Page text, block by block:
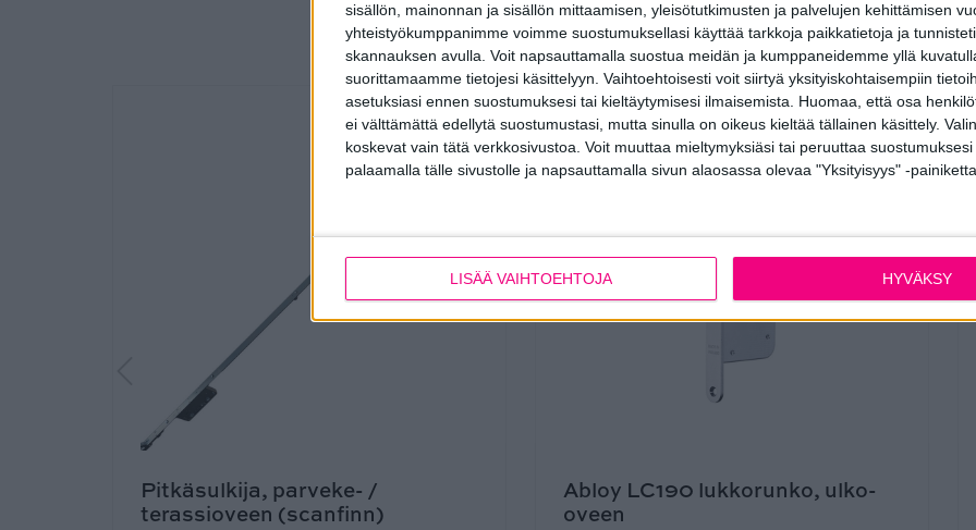
sisällön, mainonnan ja sisällön mittaamisen, yleisötutkimusten ja palvelujen kehittämisen
yhteistyökumppanimme voimme suostumuksellasi käyttää tarkkoja paikkatietoja ja
skannauksen avulla. Voit napsauttamalla suostua meidän ja kumppaneidemme yllä
suorittamaamme tietojesi käsittelyyn. Vaihtoehtoisesti voit siirtyä yksityiskohtaisempiin
asetuksiasi ennen suostumuksesi tai kieltäytymisesi ilmaisemista. Huomaa, että osa
ei välttämättä edellytä suostumustasi, mutta sinulla on oikeus kieltää tällainen käsittely.
koskevat vain tätä verkkosivustoa. Voit muuttaa mieltymyksiäsi tai peruuttaa
palaamalla tälle sivustolle ja napsauttamalla sivun alaosassa olevaa "Yksityisyys" -
LISÄÄ VAIHTOEHTOJA HYVÄKSY
Liittyvät tuotteet
Pitkäsulkija, parveke- /
terassioveen (scanfinn)
Abloy LC190 lukkorunko, ulko-
oveen